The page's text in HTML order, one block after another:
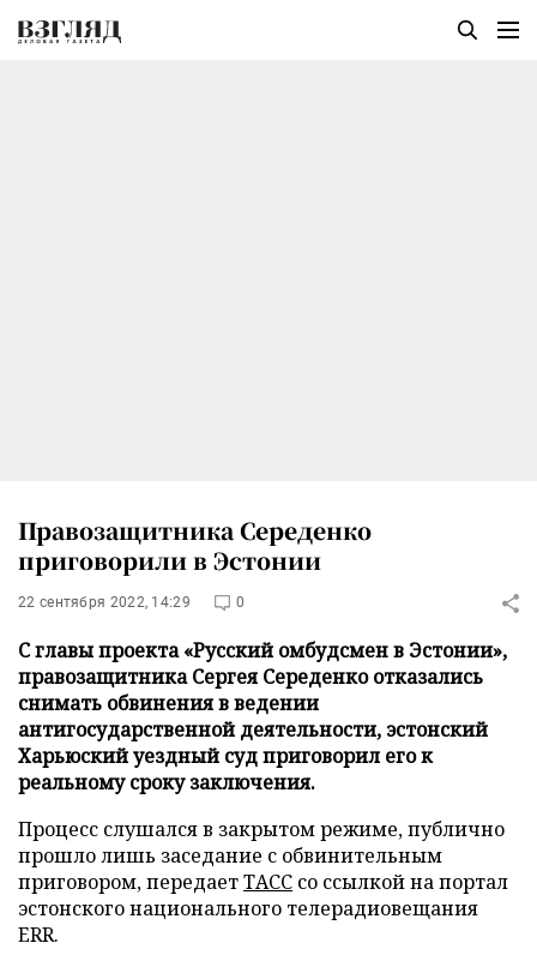
Правозащитника Середенко
приговорили в Эстонии
22 сентября 2022, 14:29 0
С главы проекта «Русский омбудсмен в Эстонии»,
правозащитника Сергея Середенко отказались
снимать обвинения в ведении
антигосударственной деятельности, эстонский
Харьюский уездный суд приговорил его к
реальному сроку заключения.
Процесс слушался в закрытом режиме, публично
прошло лишь заседание с обвинительным
приговором, передаетТАСС со ссылкой на портал
эстонского национального телерадиовещания
ERR.